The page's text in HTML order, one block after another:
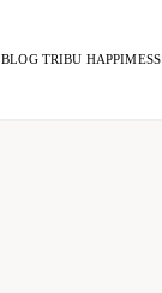
BLOG TRIBU HAPPIMESS